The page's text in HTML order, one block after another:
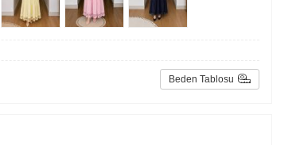
Beden Tablosu